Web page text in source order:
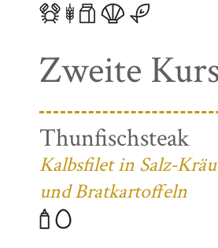
Zweite
Thunfischsteak
Kalbsfilet in Salz-
und Bratkartoffeln